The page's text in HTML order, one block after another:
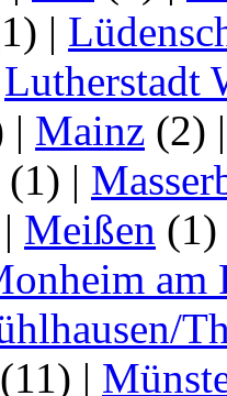
|
Lutherstadt
| Mainz (2)
(1) |
| Meißen (1)
am
(11) |